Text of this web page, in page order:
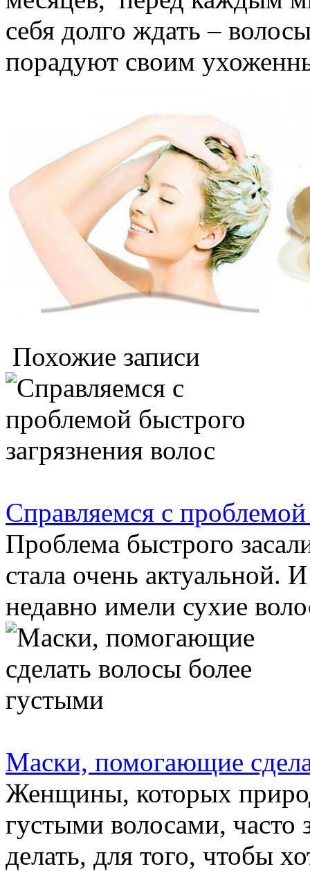
себя долго ждать –
порадуют своим
Похожие записи
Справляемся с
Проблема быстрого
стала очень актуальной.
недавно имели сухие
Маски, помогающие
Женщины, которых
густыми волосами, часто
делать, для того, чтобы